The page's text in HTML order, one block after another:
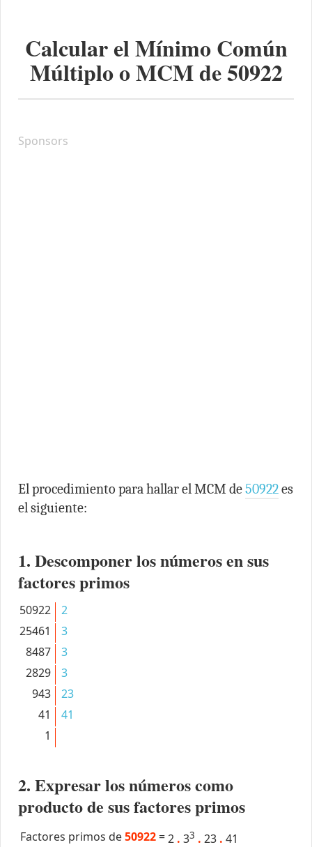
Calcular el Mínimo Común
Múltiplo o MCM de50922
Sponsors
El procedimiento para hallar el MCM de50922es
el siguiente:
1. Descomponer los números en sus
factores primos
50922
2
25461
3
8487
3
2829
3
943
23
41
41
1
2. Expresar los números como
producto de sus factores primos
Factores primos de50922 =2 . 33 . 23 . 41